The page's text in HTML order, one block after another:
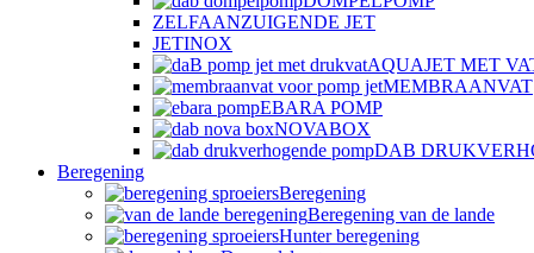
ZELFAANZUIGENDE JET
JETINOX
AQUAJET MET
MEMBRAANVAT
EBARA POMP
NOVABOX
DAB
Beregening
Beregening
Beregening van de lande
Hunter beregening